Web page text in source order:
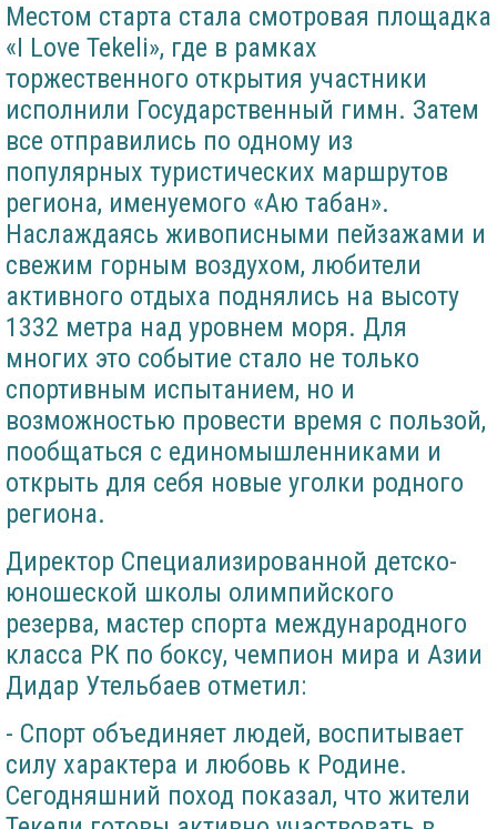
Местом старта стала смотровая площадка
«I Love Tekeli», где в рамках
торжественного открытия участники
исполнили Государственный гимн. Затем
все отправились по одному из
популярных туристических маршрутов
региона, именуемого «Аю табан».
Наслаждаясь живописными пейзажами и
свежим горным воздухом, любители
активного отдыха поднялись на высоту
1332 метра над уровнем моря. Для
многих это событие стало не только
спортивным испытанием, но и
возможностью провести время с пользой,
пообщаться с единомышленниками и
открыть для себя новые уголки родного
региона.
Директор Специализированной детско-
юношеской школы олимпийского
резерва, мастер спорта международного
класса РК по боксу, чемпион мира и Азии
Дидар Утельбаев отметил:
- Спорт объединяет людей, воспитывает
силу характера и любовь к Родине.
Сегодняшний поход показал, что жители